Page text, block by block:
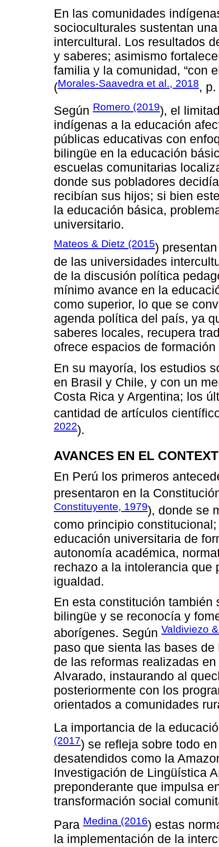
En las comunidades
socioculturales sustentan
intercultural. Los resultados
y saberes; asimismo
familia y la comunidad, “con
(Morales-Saavedra et al., 2018,
Según Romero (2019), el
indígenas a la educación
públicas educativas con
bilingüe en la educación
escuelas comunitarias
donde sus pobladores
recibían sus hijos; si bien
la educación básica,
universitario.
Mateos & Dietz (2015)
de las universidades
de la discusión política
mínimo avance en la
como superior, lo que se
agenda política del país, ya
saberes locales, recupera
ofrece espacios de formación
En su mayoría, los estudios
en Brasil y Chile, y con un
Costa Rica y Argentina; los
cantidad de artículos
2022).
AVANCES EN EL
En Perú los primeros
presentaron en la
Constituyente, 1979), donde se
como principio
educación universitaria de
autonomía académica,
rechazo a la intolerancia
igualdad.
En esta constitución
bilingüe y se reconocía y
aborígenes. Según Valdiviezo
paso que sienta las bases
de las reformas realizadas
Alvarado, instaurando al
posteriormente con los
orientados a comunidades
La importancia de la
(2017) se refleja sobre todo
desatendidos como la
Investigación de Lingüística
preponderante que impulsa
transformación social
Para Medina (2016) estas
la implementación de la